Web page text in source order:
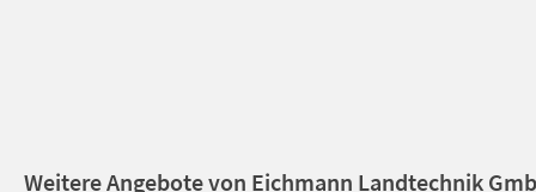
Weitere Angebote von Eichmann Landtechnik